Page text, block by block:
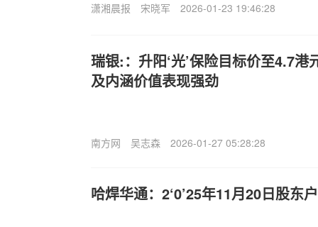
潇湘晨报 宋晓军 2026-01-23 19:46:28
瑞银:：升阳‘光’保险目标价至4.7港
及内涵价值表现强劲
南方网 吴志森 2026-01-27 05:28:28
哈焊华通：2‘0’25年11月20日股东